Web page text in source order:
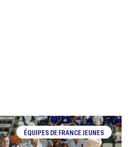
ÉQUIPES DE FRANCE JEUNES